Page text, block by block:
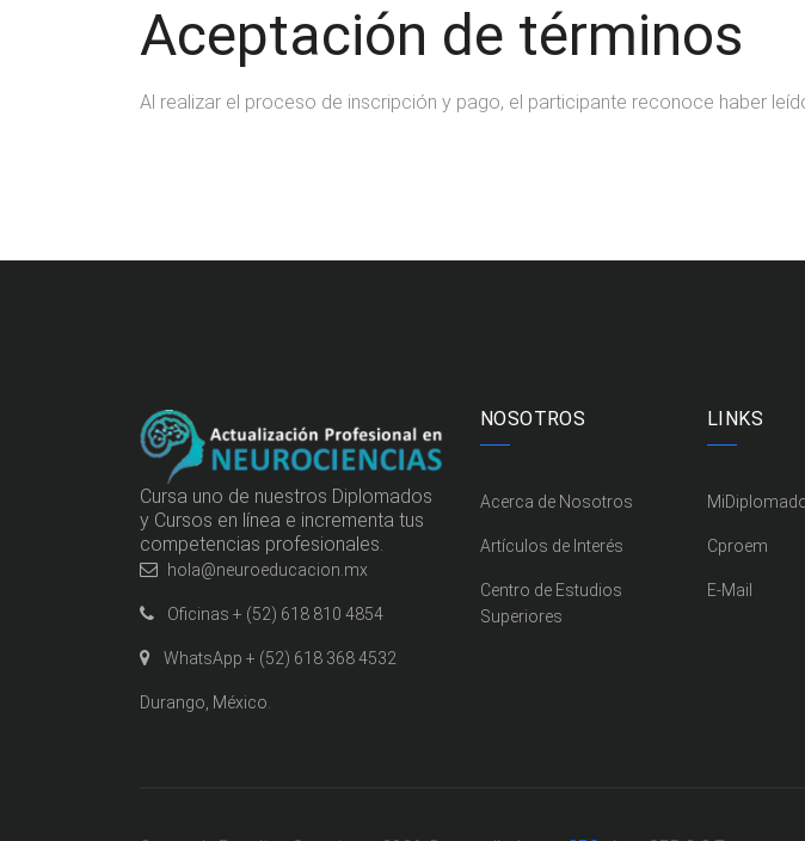
Aceptación de términos
Al realizar el proceso de inscripción y pago, el participante reconoce haber
Cursa uno de nuestros Diplomados
y Cursos en línea e incrementa tus
competencias profesionales.
hola@neuroeducacion.mx
Oficinas + (52) 618 810 4854
WhatsApp + (52) 618 368 4532
Durango, México.
NOSOTROS
Acerca de Nosotros
Artículos de Interés
Centro de Estudios
Superiores
LINKS
Cproem
E-Mail